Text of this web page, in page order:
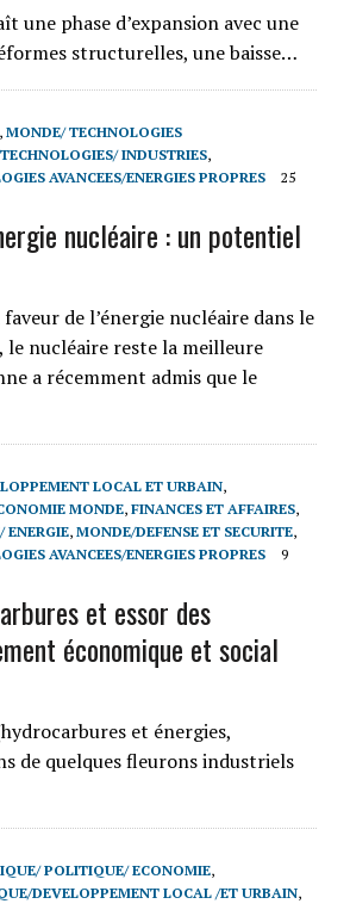
une phase d’expansion avec une
structurelles, une baisse…
, MONDE/ TECHNOLOGIES
INDUSTRIES,
AVANCEES/ENERGIES PROPRES
25
nucléaire : un potentiel
de l’énergie nucléaire dans le
le nucléaire reste la meilleure
a récemment admis que le
LOCAL ET URBAIN,
MONDE, FINANCES ET AFFAIRES,
ENERGIE, MONDE/DEFENSE ET SECURITE,
AVANCEES/ENERGIES PROPRES
9
et essor des
économique et social
et énergies,
de quelques fleurons industriels
POLITIQUE/ ECONOMIE,
DEVELOPPEMENT LOCAL /ET URBAIN,